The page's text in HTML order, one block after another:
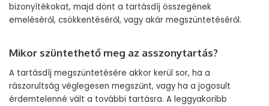
bizonyítékokat, majd dönt a tartásdíj összegének
emeléséről, csökkentéséről, vagy akár megszüntetéséről.
Mikor szüntethető meg az asszonytartás?
A tartásdíj megszüntetésére akkor kerül sor, ha a
rászorultság véglegesen megszűnt, vagy ha a jogosult
érdemtelenné vált a további tartásra. A leggyakoribb